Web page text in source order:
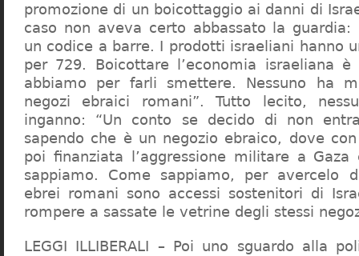
promozione di un boicottaggio ai danni di
caso non aveva certo abbassato la guardia:
un codice a barre. I prodotti israeliani hanno
per 729. Boicottare l’economia israeliana è
abbiamo per farli smettere. Nessuno ha
negozi ebraici romani”. Tutto lecito,
inganno: “Un conto se decido di non
sapendo che è un negozio ebraico, dove
poi finanziata l’aggressione militare a
sappiamo. Come sappiamo, per avercelo
ebrei romani sono accessi sostenitori di
rompere a sassate le vetrine degli stessi
LEGGI ILLIBERALI – Poi uno sguardo alla